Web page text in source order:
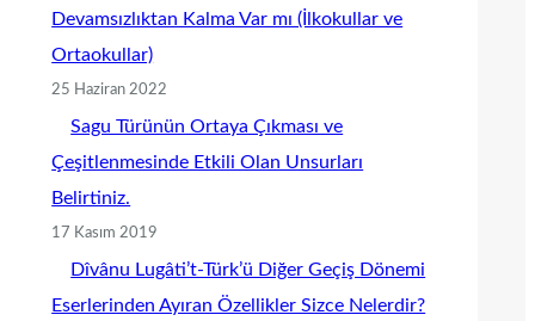
Devamsızlıktan Kalma Var mı (İlkokullar ve
Ortaokullar)
25 Haziran 2022
Sagu Türünün Ortaya Çıkması ve
Çeşitlenmesinde Etkili Olan Unsurları
Belirtiniz.
17 Kasım 2019
Dîvânu Lugâti’t-Türk’ü Diğer Geçiş Dönemi
Eserlerinden Ayıran Özellikler Sizce Nelerdir?